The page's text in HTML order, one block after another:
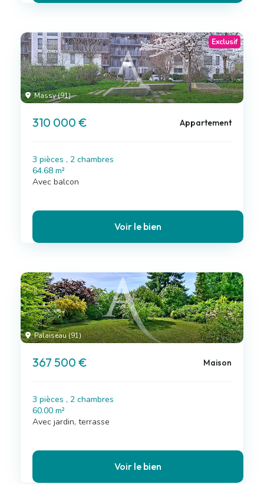
Massy (91)
Exclusif
310 000 € Appartement
3 pièces , 2 chambres
64.68 m²
Avec balcon
Voir le bien
Palaiseau (91)
367 500 € Maison
3 pièces , 2 chambres
60.00 m²
Avec jardin, terrasse
Voir le bien